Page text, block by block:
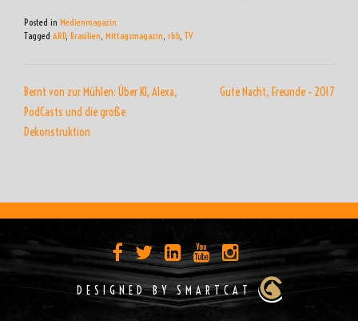
Posted in Medienmagazin
Tagged ARD, Brasilien, Mittagsmagazin, rbb, TV
Bernt von zur Mühlen: Über KI, Alexa,
PodCasts und die große
Dekonstruktion
Gute Nacht, Freunde – 2017
DESIGNED BY SMARTCAT